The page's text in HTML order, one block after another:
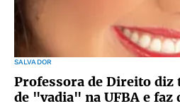
SALVADOR
Professora de Direito diz
de "vadia" na UFBA e faz